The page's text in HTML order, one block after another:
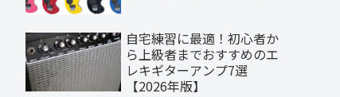
自宅練習に最適！初心者か
ら上級者までおすすめのエ
レキギターアンプ7選
【2026年版】